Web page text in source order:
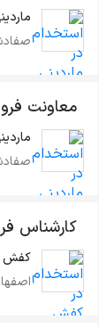
معاونت
کارشناس
کفش